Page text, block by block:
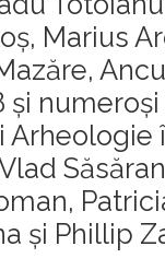
Marius
şi
Arheologie
şi Phillip